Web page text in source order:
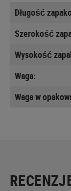
Długość
Szerokość
Wysokość
Waga:
Waga w